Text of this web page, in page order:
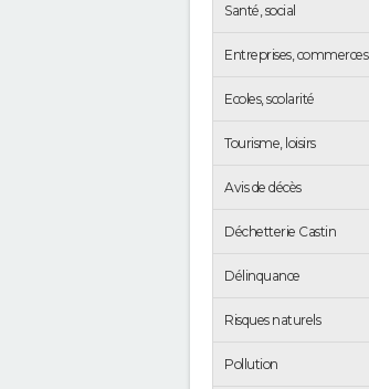
Santé, social
Entreprises, commerces
Ecoles, scolarité
Tourisme, loisirs
Avis de décès
Déchetterie Castin
Délinquance
Risques naturels
Pollution